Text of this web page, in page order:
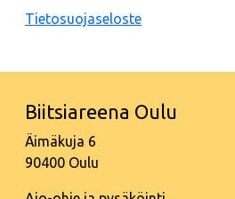
Tietosuojaseloste
Biitsiareena Oulu
Äimäkuja 6
90400 Oulu